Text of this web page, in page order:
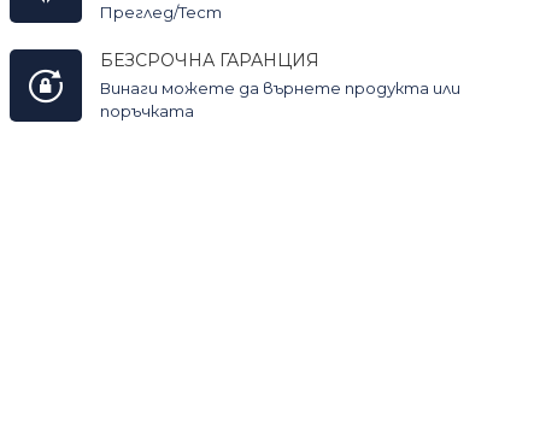
Преглед/Тест
БЕЗСРОЧНА ГАРАНЦИЯ
Винаги можете да върнете продукта или
поръчката